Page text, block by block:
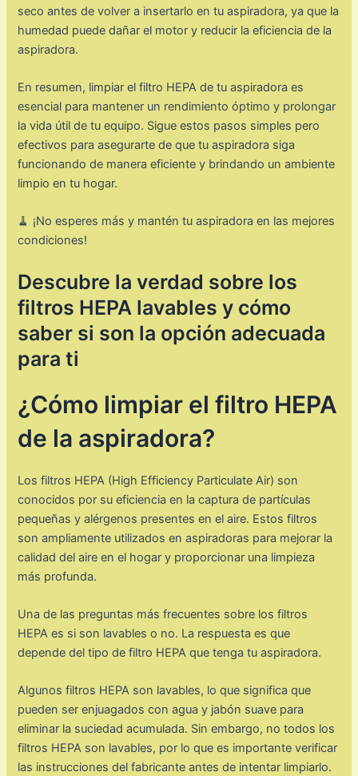
seco antes de volver a insertarlo en tu aspiradora, ya que la
humedad puede dañar el motor y reducir la eficiencia de la
aspiradora.
En resumen, limpiar el filtro HEPA de tu aspiradora es
esencial para mantener un rendimiento óptimo y prolongar
la vida útil de tu equipo. Sigue estos pasos simples pero
efectivos para asegurarte de que tu aspiradora siga
funcionando de manera eficiente y brindando un ambiente
limpio en tu hogar.
🧹 ¡No esperes más y mantén tu aspiradora en las mejores
condiciones!
Descubre la verdad sobre los
filtros HEPA lavables y cómo
saber si son la opción adecuada
para ti
¿Cómo limpiar el filtro HEPA
de la aspiradora?
Los filtros HEPA (High Efficiency Particulate Air) son
conocidos por su eficiencia en la captura de partículas
pequeñas y alérgenos presentes en el aire. Estos filtros
son ampliamente utilizados en aspiradoras para mejorar la
calidad del aire en el hogar y proporcionar una limpieza
más profunda.
Una de las preguntas más frecuentes sobre los filtros
HEPA es si son lavables o no. La respuesta es que
depende del tipo de filtro HEPA que tenga tu aspiradora.
Algunos filtros HEPA son lavables, lo que significa que
pueden ser enjuagados con agua y jabón suave para
eliminar la suciedad acumulada. Sin embargo, no todos los
filtros HEPA son lavables, por lo que es importante verificar
las instrucciones del fabricante antes de intentar limpiarlo.